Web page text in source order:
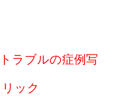
ラブルの症例写
ック